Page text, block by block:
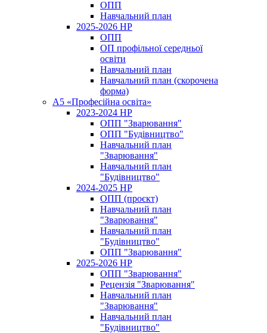
ОПП
Навчальний план
2025-2026 НР
ОПП
ОП профільної середньої
освіти
Навчальний план
Навчальний план (скорочена
форма)
A5 «Професійна освіта»
2023-2024 НР
ОПП "Зварювання"
ОПП "Будівництво"
Навчальний план
"Зварювання"
Навчальний план
"Будівництво"
2024-2025 НР
ОПП (проєкт)
Навчальний план
"Зварювання"
Навчальний план
"Будівництво"
ОПП "Зварювання"
2025-2026 НР
ОПП "Зварювання"
Рецензія "Зварювання"
Навчальний план
"Зварювання"
Навчальний план
"Будівництво"